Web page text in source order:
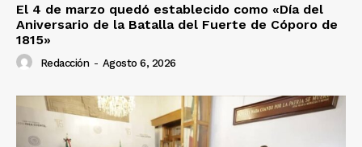
El 4 de marzo quedó establecido como «Día del
Aniversario de la Batalla del Fuerte de Cóporo de
1815»
Redacción - Agosto 6, 2026